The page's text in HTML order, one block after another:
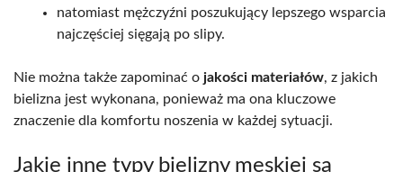
natomiast mężczyźni poszukujący lepszego wsparcia
najczęściej sięgają po slipy.
Nie można także zapominać o jakości materiałów, z jakich
bielizna jest wykonana, ponieważ ma ona kluczowe
znaczenie dla komfortu noszenia w każdej sytuacji.
Jakie inne typy bielizny męskiej są